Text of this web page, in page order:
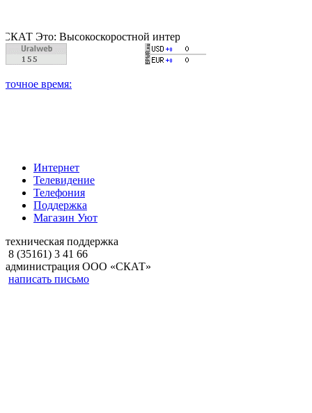
Высокоскоростной интернет, качественное цифровое и
Интернет
Телевидение
Телефония
Поддержка
Магазин Уют
техническая поддержка
8 (35161) 3 41 66
администрация ООО «СКАТ»
написать письмо